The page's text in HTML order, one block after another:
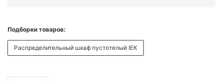
Подборки товаров:
Распределительный шкаф пустотелый IEK